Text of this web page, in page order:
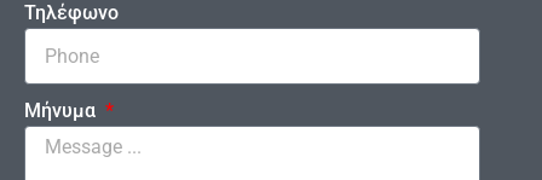
Τηλέφωνο
Μήνυμα